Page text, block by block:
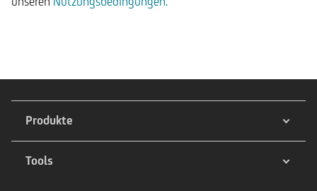
Produkte
Tools